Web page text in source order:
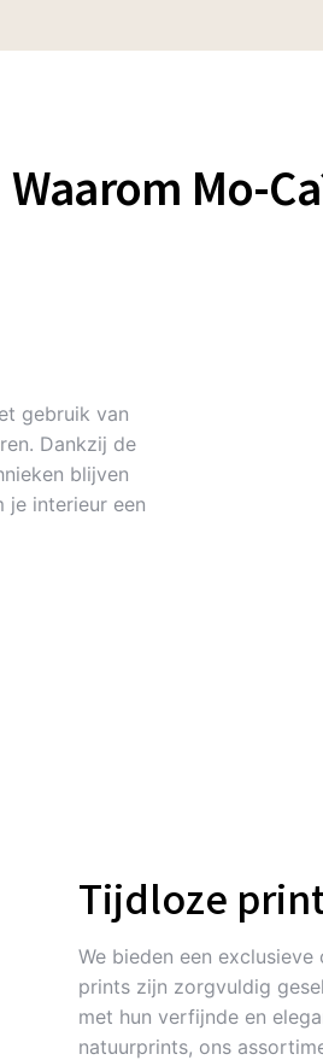
Waarom Mo-
gebruik van
Dankzij de
blijven
je interieur een
Tijdloze
We bieden een
prints zijn zorgvuldig
met hun verfijnde en
natuurprints, ons